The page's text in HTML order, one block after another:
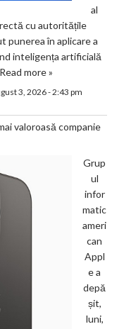
al
cu autoritățile
punerea în aplicare a
inteligența artificială
Read more »
3, 2026 - 2:43 pm
valoroasă companie
Grup
ul
infor
matic
ameri
can
Appl
e a
depă
șit,
luni,